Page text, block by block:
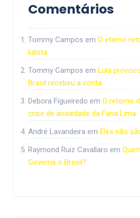
Comentários
Tommy Campos em O eterno
lulista
Tommy Campos em Lula
Brasil recebeu a conta
Debora Figueiredo em O retorno
crise de ansiedade da Faria Lima
André Lavandeira em Eles não
Raymond Ruiz Cavallaro em
Governa o Brasil?